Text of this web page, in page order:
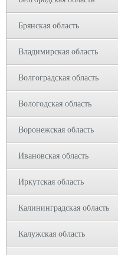
Брянская область
Владимирская область
Волгоградская область
Вологодская область
Воронежская область
Ивановская область
Иркутская область
Калининградская область
Калужская область